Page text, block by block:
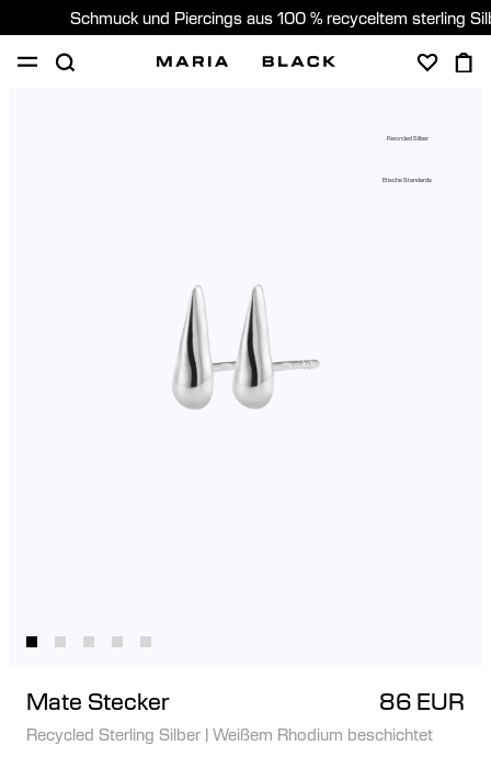
Schmuck und Piercings aus 100 % recyceltem sterling
Recycled Silber
Etische Standards
Mate Stecker 86 EUR
Recycled Sterling Silber | Weißem Rhodium beschichtet